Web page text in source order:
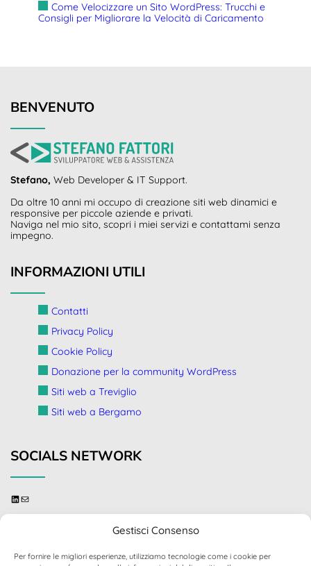
Gestisci Consenso
Per fornire le migliori esperienze, utilizziamo tecnologie come i cookie per
Come Velocizzare un Sito WordPress: Trucchi e
Consigli per Migliorare la Velocità di Caricamento
BENVENUTO
Stefano, Web Developer & IT Support.
Da oltre 10 anni mi occupo di creazione siti web dinamici e
responsive per piccole aziende e privati.
Naviga nel mio sito, scopri i miei servizi e contattami senza
impegno.
INFORMAZIONI UTILI
Contatti
Privacy Policy
Cookie Policy
Donazione per la community WordPress
Siti web a Treviglio
Siti web a Bergamo
SOCIALS NETWORK
linkedin
send me an email